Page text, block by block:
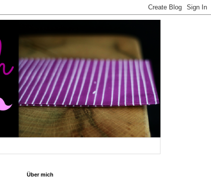
Über mich